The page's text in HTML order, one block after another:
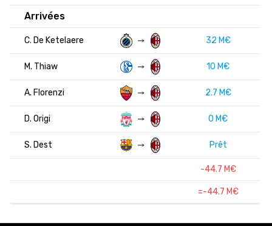
Arrivées
C. De Ketelaere 32 M€
M. Thiaw 10 M€
A. Florenzi 2.7 M€
D. Origi 0 M€
S. Dest Prêt
-44.7 M€
=-44.7 M€